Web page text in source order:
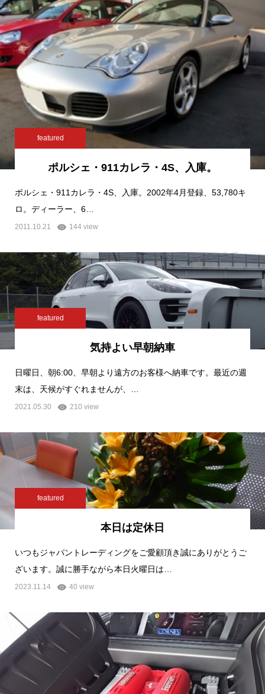
featured
ポルシェ・911カレラ・4S、入庫。
ポルシェ・911カレラ・4S、入庫。2002年4月登録、53,780キ
ロ。ディーラー、6…
2011.10.21 144 view
featured
気持よい早朝納車
日曜日、朝6:00、早朝より遠方のお客様へ納車です。最近の週
末は、天候がすぐれませんが、…
2021.05.30 210 view
featured
本日は定休日
いつもジャパントレーディングをご愛顧頂き誠にありがとうご
ざいます。誠に勝手ながら本日火曜日は…
2023.11.14 40 view